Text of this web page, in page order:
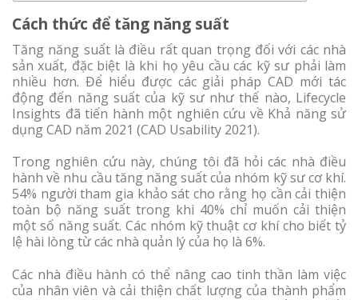
Cách thức để tăng năng suất
Tăng năng suất là điều rất quan trọng đối với các nhà
sản xuất, đặc biệt là khi họ yêu cầu các kỹ sư phải làm
nhiều hơn. Để hiểu được các giải pháp CAD mới tác
động đến năng suất của kỹ sư như thế nào, Lifecycle
Insights đã tiến hành một nghiên cứu về Khả năng sử
dụng CAD năm 2021 (CAD Usability 2021).
Trong nghiên cứu này, chúng tôi đã hỏi các nhà điều
hành về nhu cầu tăng năng suất của nhóm kỹ sư cơ khí.
54% người tham gia khảo sát cho rằng họ cần cải thiện
toàn bộ năng suất trong khi 40% chỉ muốn cải thiện
một số năng suất. Các nhóm kỹ thuật cơ khí cho biết tỷ
lệ hài lòng từ các nhà quản lý của họ là 6%.
Các nhà điều hành có thể nâng cao tinh thần làm việc
của nhân viên và cải thiện chất lượng của thành phẩm